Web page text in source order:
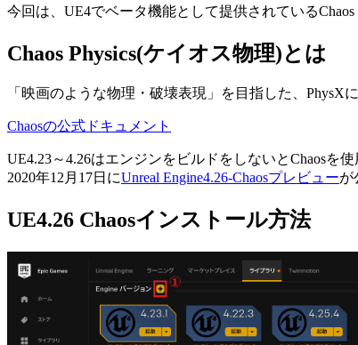
今回は、UE4でベータ機能として提供されているChaos
Chaos Physics(ケイオス物理)とは
「映画のような物理・破壊表現」を目指した、PhysX
Chaosの公式ドキュメント
UE4.23～4.26はエンジンをビルドをしないとChaosを
2020年12月17日にUnreal Engine4.26-Chaosプレビューが
UE4.26 Chaosインストール方法